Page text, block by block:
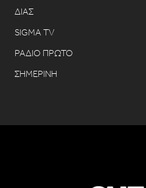
ΔΙΑΣ
SIGMA TV
ΡΑΔΙΟ ΠΡΩΤΟ
ΣΗΜΕΡΙΝΗ